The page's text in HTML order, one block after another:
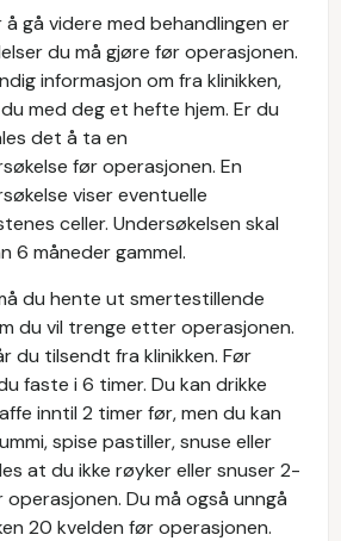
gå videre med behandlingen er
du må gjøre før operasjonen.
informasjon om fra klinikken,
med deg et hefte hjem. Er du
det å ta en
før operasjonen. En
viser eventuelle
celler. Undersøkelsen skal
6 måneder gammel.
du hente ut smertestillende
du vil trenge etter operasjonen.
du tilsendt fra klinikken. Før
faste i 6 timer. Du kan drikke
inntil 2 timer før, men du kan
spise pastiller, snuse eller
at du ikke røyker eller snuser 2-
Du må også unngå
20 kvelden før operasjonen.